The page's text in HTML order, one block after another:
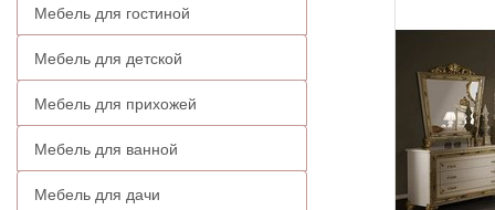
Мебель для гостиной
Мебель для детской
Мебель для прихожей
Мебель для ванной
Мебель для дачи